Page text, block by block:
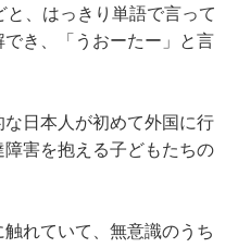
と、はっきり単語で言って
き、「うおーたー」と言
日本人が初めて外国に行
害を抱える子どもたちの
れていて、無意識のうち